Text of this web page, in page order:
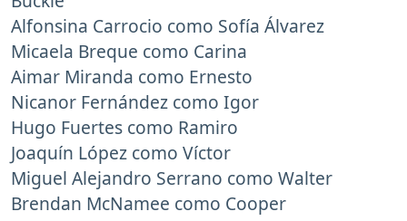
Alfonsina Carrocio como Sofía Álvarez
Micaela Breque como Carina
Aimar Miranda como Ernesto
Nicanor Fernández como Igor
Hugo Fuertes como Ramiro
Joaquín López como Víctor
Miguel Alejandro Serrano como Walter
Brendan McNamee como Cooper